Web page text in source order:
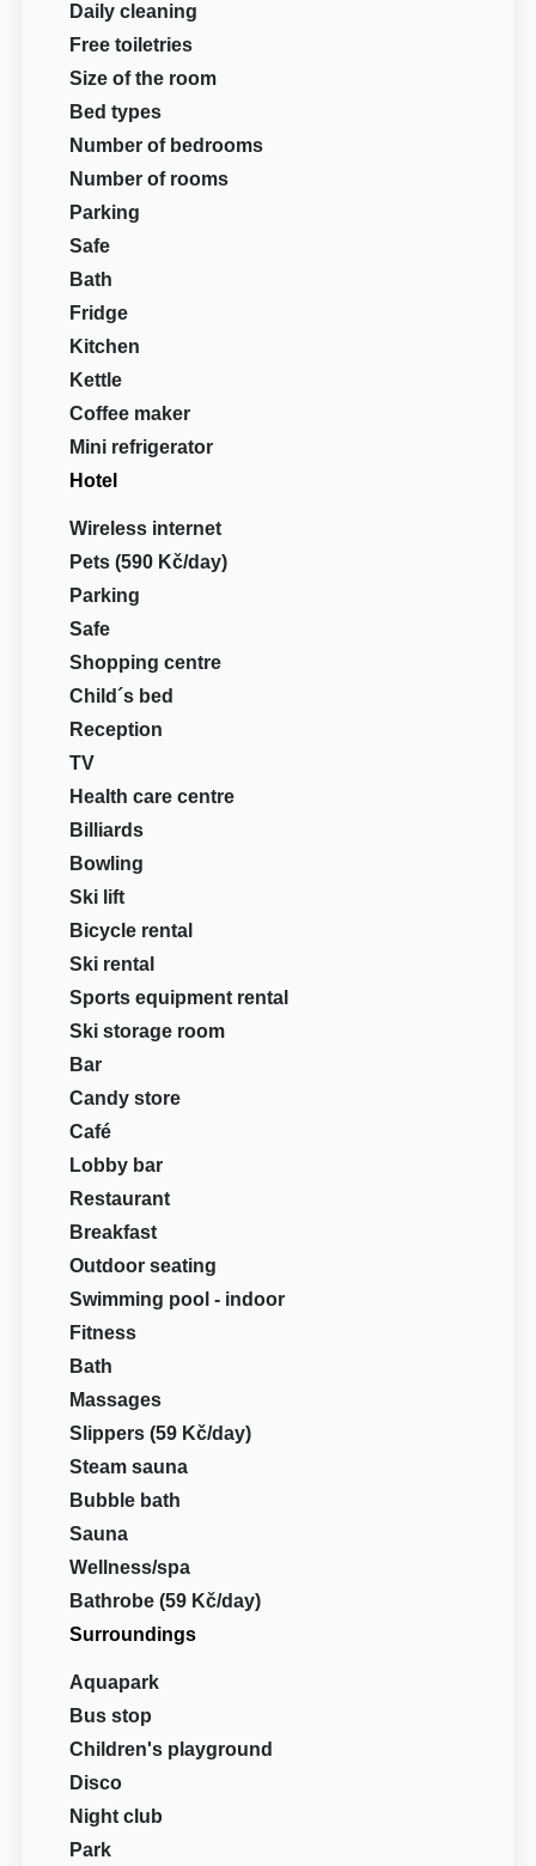
Daily cleaning
Free toiletries
Size of the room
Bed types
Number of bedrooms
Number of rooms
Parking
Safe
Bath
Fridge
Kitchen
Kettle
Coffee maker
Mini refrigerator
Hotel
Wireless internet
Pets (590 Kč/day)
Parking
Safe
Shopping centre
Child´s bed
Reception
TV
Health care centre
Billiards
Bowling
Ski lift
Bicycle rental
Ski rental
Sports equipment rental
Ski storage room
Bar
Candy store
Café
Lobby bar
Restaurant
Breakfast
Outdoor seating
Swimming pool - indoor
Fitness
Bath
Massages
Slippers (59 Kč/day)
Steam sauna
Bubble bath
Sauna
Wellness/spa
Bathrobe (59 Kč/day)
Surroundings
Aquapark
Bus stop
Children's playground
Disco
Night club
Park